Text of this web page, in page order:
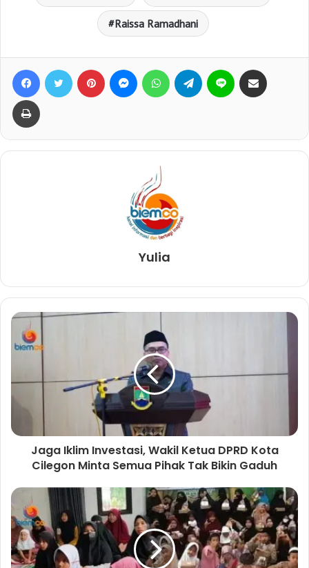
Raissa Ramadhani
Yulia
Jaga Iklim Investasi, Wakil Ketua DPRD Kota
Cilegon Minta Semua Pihak Tak Bikin Gaduh